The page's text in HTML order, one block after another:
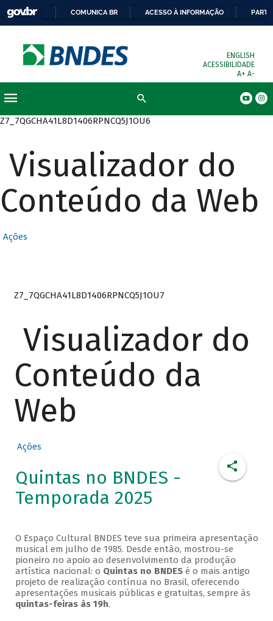
COMUNICA BR ACESSO À INFORMAÇÃO
ENGLISH
ACESSIBILIDADE
A+ A-
Z7_7QGCHA41L8D1406RPNCQ5J1OU6
Visualizador do
Conteúdo da Web
Ações
Z7_7QGCHA41L8D1406RPNCQ5J1OU7
Visualizador do
Conteúdo da
Web
Ações
Quintas no BNDES -
Temporada 2025
O Espaço Cultural BNDES teve sua primeira apresentação
musical em julho de 1985. Desde então, mostrou-se
pioneiro no apoio ao desenvolvimento da produção
artística nacional: o Quintas no BNDESé o mais antigo
projeto de realização contínua no Brasil, oferecendo
apresentações musicais públicas e gratuitas, sempre às
quintas-feiras às 19h.